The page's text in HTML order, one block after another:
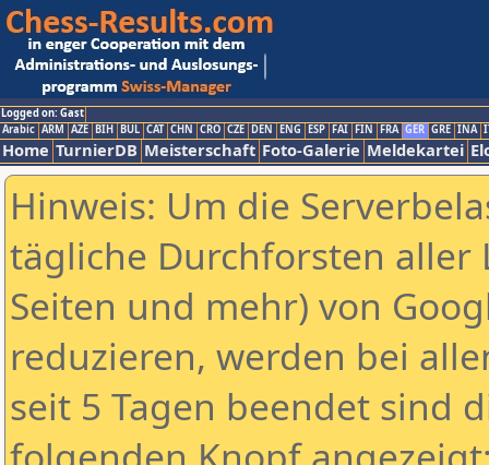
Logged on: Gast
Arabic ARM AZE BIH BUL CAT CHN CRO CZE DEN ENG ESP FAI FIN FRA GER GRE INA
Home TurnierDB Meisterschaft Foto-Galerie Meldekartei
Hinweis: Um die
tägliche Durchforsten aller
Seiten und mehr) von
reduzieren, werden bei
seit 5 Tagen beendet sind